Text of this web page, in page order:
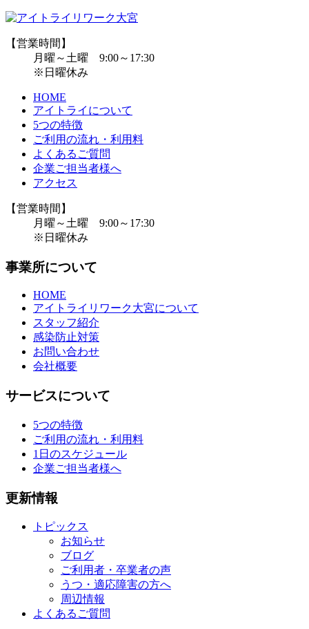
【営業時間】
月曜～土曜 9:00～17:30
※日曜休み
HOME
アイトライについて
5つの特徴
ご利用の流れ・利用料
よくあるご質問
企業ご担当者様へ
アクセス
【営業時間】
月曜～土曜 9:00～17:30
※日曜休み
事業所について
HOME
アイトライリワーク大宮について
スタッフ紹介
感染防止対策
お問い合わせ
会社概要
サービスについて
5つの特徴
ご利用の流れ・利用料
1日のスケジュール
企業ご担当者様へ
更新情報
トピックス
お知らせ
ブログ
ご利用者・卒業者の声
うつ・適応障害の方へ
周辺情報
よくあるご質問